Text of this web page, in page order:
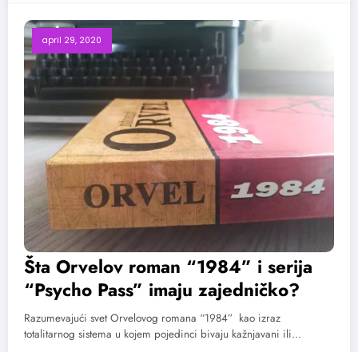
april 29, 2020
Šta Orvelov roman “1984” i serija
“Psycho Pass” imaju zajedničko?
Razumevajući svet Orvelovog romana “1984” kao izraz
totalitarnog sistema u kojem pojedinci bivaju kažnjavani ili…